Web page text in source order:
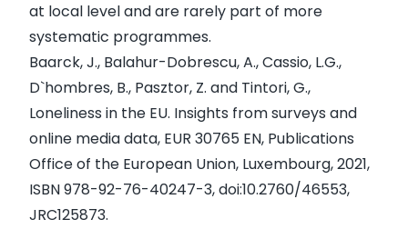
at local level and are rarely part of more
systematic programmes.
Baarck, J., Balahur-Dobrescu, A., Cassio, L.G.,
D`hombres, B., Pasztor, Z. and Tintori, G.,
Loneliness in the EU. Insights from surveys and
online media data, EUR 30765 EN, Publications
Office of the European Union, Luxembourg, 2021,
ISBN 978-92-76-40247-3, doi:10.2760/46553,
JRC125873.